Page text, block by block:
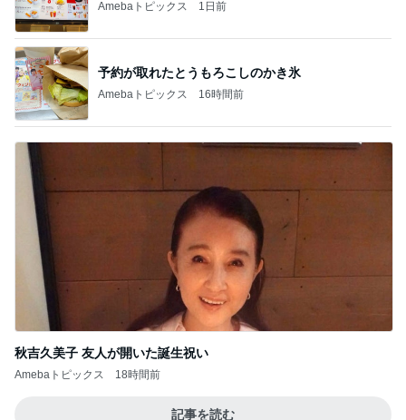
Amebaトピックス 16時間前
秋吉久美子 友人が開いた誕生祝い
Amebaトピックス 18時間前
記事を読む
Amebaトピックス 1日前